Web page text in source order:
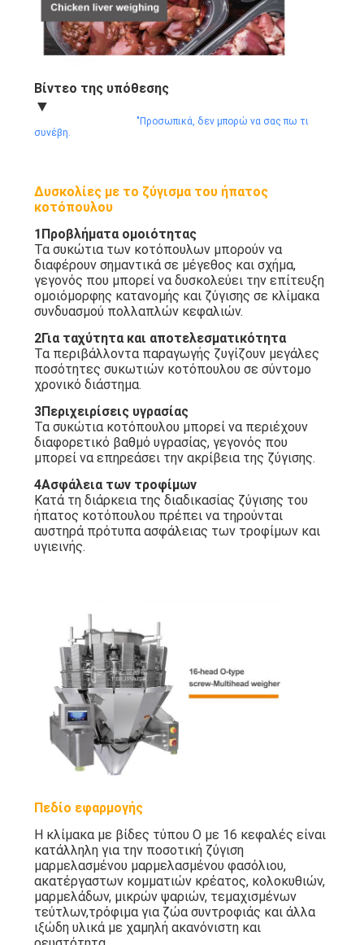
Βίντεο της υπόθεσης
▼
"Προσωπικά, δεν μπορώ να σας πω τι
συνέβη.
Δυσκολίες με το ζύγισμα του ήπατος
κοτόπουλου
1Προβλήματα ομοιότητας
Τα συκώτια των κοτόπουλων μπορούν να
διαφέρουν σημαντικά σε μέγεθος και σχήμα,
γεγονός που μπορεί να δυσκολεύει την επίτευξη
ομοιόμορφης κατανομής και ζύγισης σε κλίμακα
συνδυασμού πολλαπλών κεφαλιών.
2Για ταχύτητα και αποτελεσματικότητα
Τα περιβάλλοντα παραγωγής ζυγίζουν μεγάλες
ποσότητες συκωτιών κοτόπουλου σε σύντομο
χρονικό διάστημα.
3Περιχειρίσεις υγρασίας
Τα συκώτια κοτόπουλου μπορεί να περιέχουν
διαφορετικό βαθμό υγρασίας, γεγονός που
μπορεί να επηρεάσει την ακρίβεια της ζύγισης.
4Ασφάλεια των τροφίμων
Κατά τη διάρκεια της διαδικασίας ζύγισης του
ήπατος κοτόπουλου πρέπει να τηρούνται
αυστηρά πρότυπα ασφάλειας των τροφίμων και
υγιεινής.
Πεδίο εφαρμογής
Η κλίμακα με βίδες τύπου O με 16 κεφαλές είναι
κατάλληλη για την ποσοτική ζύγιση
μαρμελασμένου μαρμελασμένου φασόλιου,
ακατέργαστων κομματιών κρέατος, κολοκυθιών,
μαρμελάδων, μικρών ψαριών, τεμαχισμένων
τεύτλων,τρόφιμα για ζώα συντροφιάς και άλλα
ιξώδη υλικά με χαμηλή ακανόνιστη και